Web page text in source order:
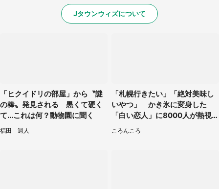
Jタウンウィズについて
「ヒクイドリの部屋」から〝謎
の棒〟発見される 黒くて硬く
て...これは何？動物園に聞く
福田 週人
「札幌行きたい」「絶対美味し
いやつ」 かき氷に変身した
「白い恋人」に8000人が熱視
ころんころ